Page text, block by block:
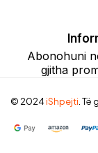
Abonohuni
gjitha
© 2024iShpejti. Të